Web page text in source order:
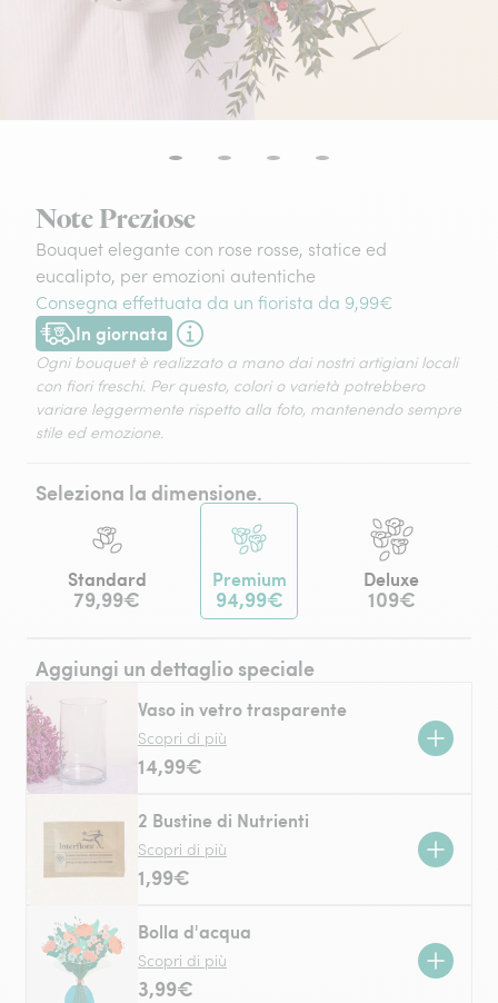
Note Preziose
Bouquet elegante con rose rosse, statice ed
eucalipto, per emozioni autentiche
Consegna effettuata da un fiorista da 9,99€
In giornata
Consegna disponibile oggi o in data a tua scelta.
Ogni bouquet è realizzato a mano dai nostri artigiani locali
con fiori freschi. Per questo, colori o varietà potrebbero
variare leggermente rispetto alla foto, mantenendo sempre
stile ed emozione.
Seleziona la dimensione.
Standard
79,99€
Premium
94,99€
Deluxe
109€
Aggiungi un dettaglio speciale
Vaso in vetro trasparente
Scopri di più
14,99€
2 Bustine di Nutrienti
Scopri di più
1,99€
Bolla d'acqua
Scopri di più
3,99€